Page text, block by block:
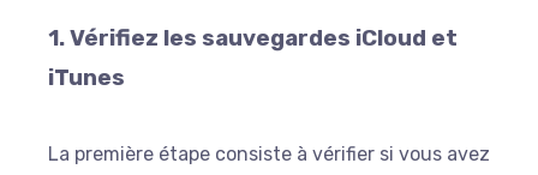
1.Vérifiez les sauvegardes iCloud et
iTunes
La première étape consiste à vérifier si vous avez